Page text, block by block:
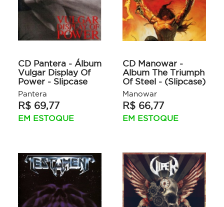
CD Pantera - Álbum
Vulgar Display Of
Power - Slipcase
Pantera
R$ 69,77
EM ESTOQUE
CD Manowar -
Album The Triumph
Of Steel - (Slipcase)
Manowar
R$ 66,77
EM ESTOQUE